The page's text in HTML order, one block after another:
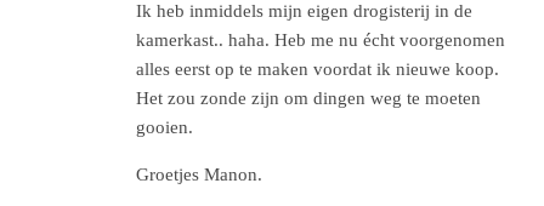
Ik heb inmiddels mijn eigen drogisterij in de
kamerkast.. haha. Heb me nu écht voorgenomen
alles eerst op te maken voordat ik nieuwe koop.
Het zou zonde zijn om dingen weg te moeten
gooien.
Groetjes Manon.